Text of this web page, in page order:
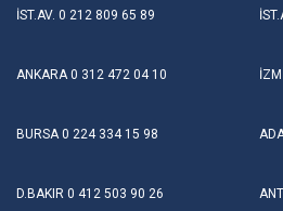
Skip
content
İST.AV. 0 212 809 65 89
ANKARA0 312 472 04 10
BURSA0 224 334 15 98
D.BAKIR 0 412 503 90 26